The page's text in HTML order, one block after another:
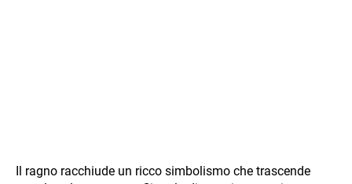
Il ragno racchiude un ricco simbolismo che trascende